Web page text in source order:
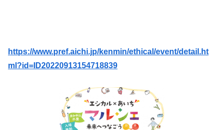
https://www.pref.aichi.jp/kenmin/ethical/event/detail.ht
ml?id=ID20220913154718839